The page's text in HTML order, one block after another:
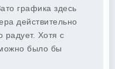
графика здесь
действительно
радует. Хотя с
было бы